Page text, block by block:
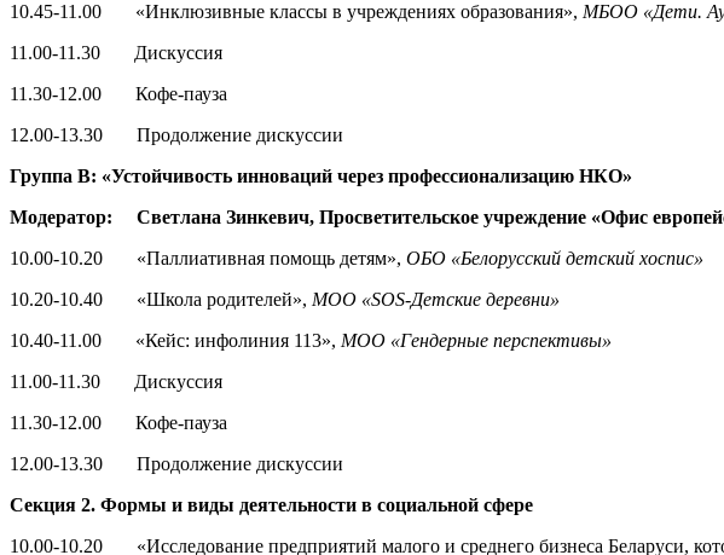
10.45-11.00 «Инклюзивные классы в учреждениях образования», МБОО «Дети.
11.00-11.30 Дискуссия
11.30-12.00 Кофе-пауза
12.00-13.30 Продолжение дискуссии
Группа В: «Устойчивость инноваций через профессионализацию НКО»
Модератор: Светлана Зинкевич, Просветительское учреждение «Офис
10.00-10.20 «Паллиативная помощь детям», ОБО «Белорусский детский хоспис»
10.20-10.40 «Школа родителей», МОО «SOS-Детские деревни»
10.40-11.00 «Кейс: инфолиния 113», МОО «Гендерные перспективы»
11.00-11.30 Дискуссия
11.30-12.00 Кофе-пауза
12.00-13.30 Продолжение дискуссии
Секция 2. Формы и виды деятельности в социальной сфере
10.00-10.20 «Исследование предприятий малого и среднего бизнеса Беларуси,